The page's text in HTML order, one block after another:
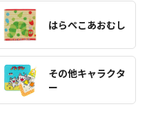
はらぺこあおむし
その他キャラクタ
ー